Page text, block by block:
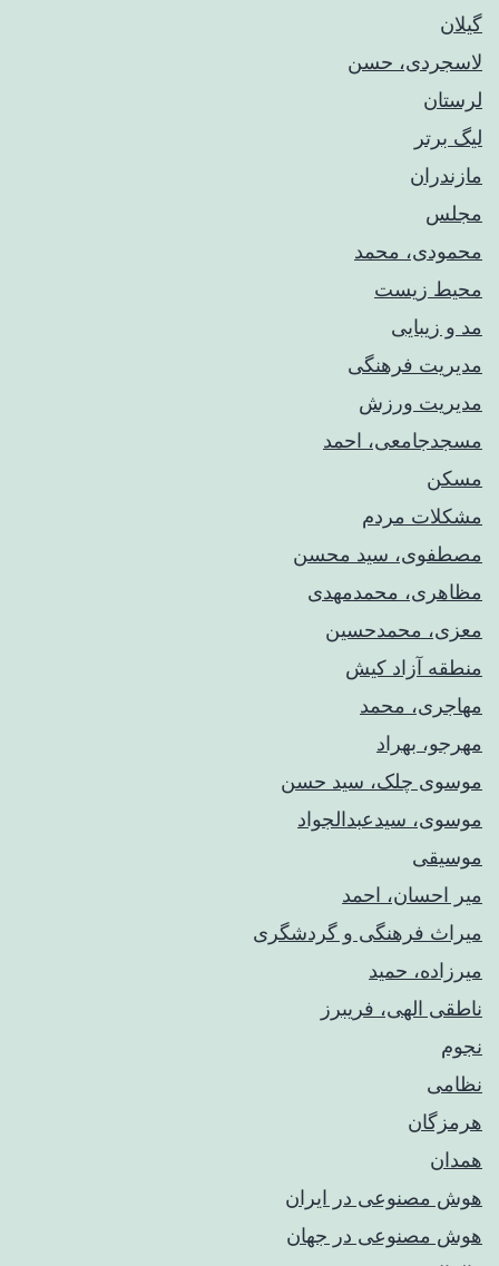
گیلان
لاسجردی، حسن
لرستان
لیگ برتر
مازندران
مجلس
محمودی، محمد
محیط زیست
مد و زیبایی
مدیریت فرهنگی
مدیریت ورزش
مسجدجامعی، احمد
مسکن
مشکلات مردم
مصطفوی، سید محسن
مظاهری، محمدمهدی
معزی، محمدحسین
منطقه آزاد کیش
مهاجری، محمد
مهرجو، بهراد
موسوی چلک، سید حسن
موسوی، سیدعبدالجواد
موسیقی
میر احسان، احمد
میراث فرهنگی و گردشگری
میرزاده، حمید
ناطقی الهی، فریبرز
نجوم
نظامی
هرمزگان
همدان
هوش مصنوعی در ایران
هوش مصنوعی در جهان